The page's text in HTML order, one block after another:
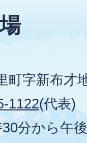
町字新布才
1122(代表)
分から午